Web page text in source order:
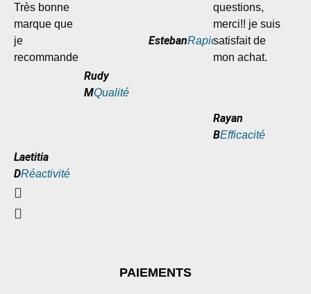
Très bonne
marque que
je
recommande
Laetitia
DRéactivité
Rudy
MQualité
EstebanRapidité
questions,
merci!! je suis
satisfait de
mon achat.
Rayan
BEfficacité
PAIEMENTS